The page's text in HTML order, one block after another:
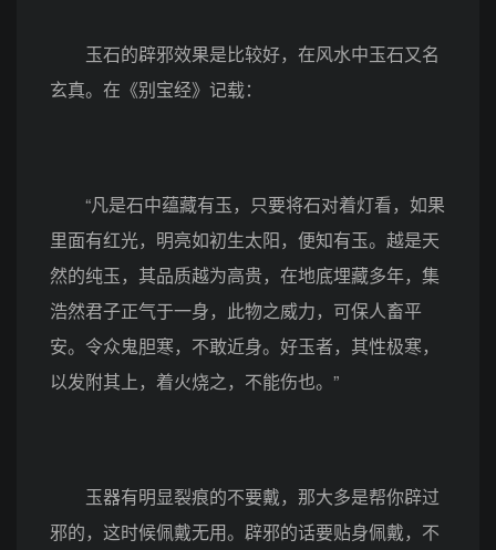
玉石的辟邪效果是比较好，在风水中玉石又名
玄真。在《别宝经》记载：
“凡是石中蕴藏有玉，只要将石对着灯看，如果
里面有红光，明亮如初生太阳，便知有玉。越是天
然的纯玉，其品质越为高贵，在地底埋藏多年，集
浩然君子正气于一身，此物之威力，可保人畜平
安。令众鬼胆寒，不敢近身。好玉者，其性极寒，
以发附其上，着火烧之，不能伤也。”
玉器有明显裂痕的不要戴，那大多是帮你辟过
邪的，这时候佩戴无用。辟邪的话要贴身佩戴，不